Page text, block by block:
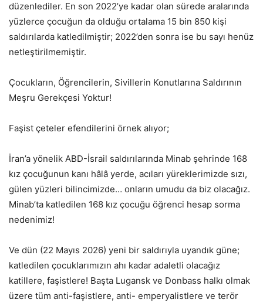
düzenlediler. En son 2022’ye kadar olan sürede aralarında
yüzlerce çocuğun da olduğu ortalama 15 bin 850 kişi
saldırılarda katledilmiştir; 2022’den sonra ise bu sayı henüz
netleştirilmemiştir.
Çocukların, Öğrencilerin, Sivillerin Konutlarına Saldırının
Meşru Gerekçesi Yoktur!
Faşist çeteler efendilerini örnek alıyor;
İran’a yönelik ABD-İsrail saldırılarında Minab şehrinde 168
kız çocuğunun kanı hâlâ yerde, acıları yüreklerimizde sızı,
gülen yüzleri bilincimizde… onların umudu da biz olacağız.
Minab’ta katledilen 168 kız çocuğu öğrenci hesap sorma
nedenimiz!
Ve dün (22 Mayıs 2026) yeni bir saldırıyla uyandık güne;
katledilen çocuklarımızın ahı kadar adaletli olacağız
katillere, faşistlere! Başta Lugansk ve Donbass halkı olmak
üzere tüm anti-faşistlere, anti- emperyalistlere ve terör